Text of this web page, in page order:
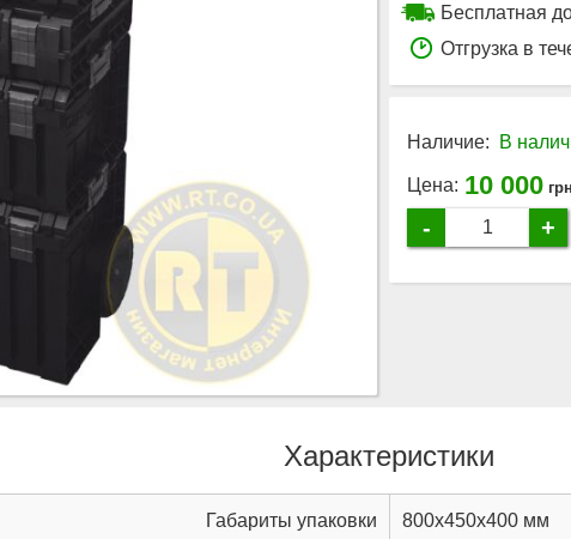
Бесплатная
Отгрузка в
Наличие: В
Цена: 10 000 грн
- +
Характеристики
Габариты упаковки 800x450x400 мм